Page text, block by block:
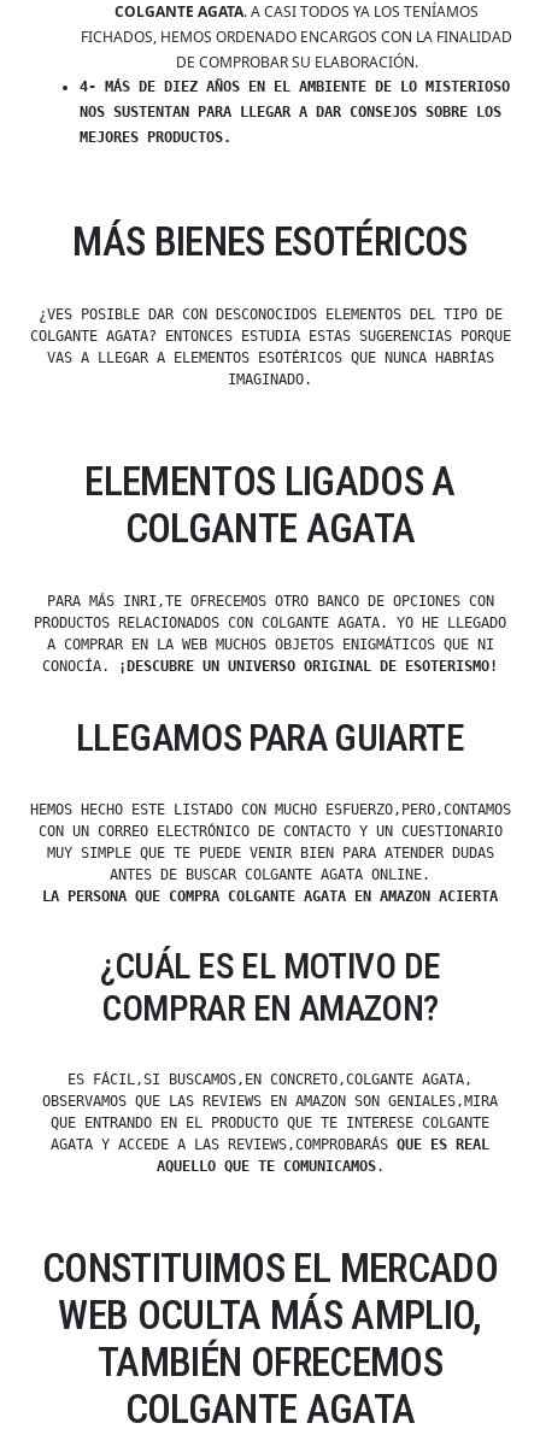
COLGANTE AGATA. A CASI TODOS YA LOS TENÍAMOS
FICHADOS, HEMOS ORDENADO ENCARGOS CON LA FINALIDAD
DE COMPROBAR SU ELABORACIÓN.
4- MÁS DE DIEZ AÑOS EN EL AMBIENTE DE LO MISTERIOSO
NOS SUSTENTAN PARA LLEGAR A DAR CONSEJOS SOBRE LOS
MEJORES PRODUCTOS.
MÁS BIENES ESOTÉRICOS
¿VES POSIBLE DAR CON DESCONOCIDOS ELEMENTOS DEL TIPO DE
COLGANTE AGATA? ENTONCES ESTUDIA ESTAS SUGERENCIAS PORQUE
VAS A LLEGAR A ELEMENTOS ESOTÉRICOS QUE NUNCA HABRÍAS
IMAGINADO.
ELEMENTOS LIGADOS A
COLGANTE AGATA
PARA MÁS INRI,TE OFRECEMOS OTRO BANCO DE OPCIONES CON
PRODUCTOS RELACIONADOS CON COLGANTE AGATA. YO HE LLEGADO
A COMPRAR EN LA WEB MUCHOS OBJETOS ENIGMÁTICOS QUE NI
CONOCÍA.
¡DESCUBRE UN UNIVERSO ORIGINAL DE ESOTERISMO!
LLEGAMOS PARA GUIARTE
HEMOS HECHO ESTE LISTADO CON MUCHO ESFUERZO,PERO,CONTAMOS
CON UN CORREO ELECTRÓNICO DE CONTACTO Y UN CUESTIONARIO
MUY SIMPLE QUE TE PUEDE VENIR BIEN PARA ATENDER DUDAS
ANTES DE BUSCAR COLGANTE AGATA ONLINE.
LA PERSONA QUE COMPRA COLGANTE AGATA EN AMAZON ACIERTA
¿CUÁL ES EL MOTIVO DE
COMPRAR EN AMAZON?
ES FÁCIL,SI BUSCAMOS,EN CONCRETO,COLGANTE AGATA,
OBSERVAMOS QUE LAS REVIEWS EN AMAZON SON GENIALES,MIRA
QUE ENTRANDO EN EL PRODUCTO QUE TE INTERESE COLGANTE
AGATA Y ACCEDE A LAS REVIEWS,COMPROBARÁS QUE ES REAL
AQUELLO QUE TE COMUNICAMOS.
CONSTITUIMOS EL MERCADO
WEB OCULTA MÁS AMPLIO,
TAMBIÉN OFRECEMOS
COLGANTE AGATA